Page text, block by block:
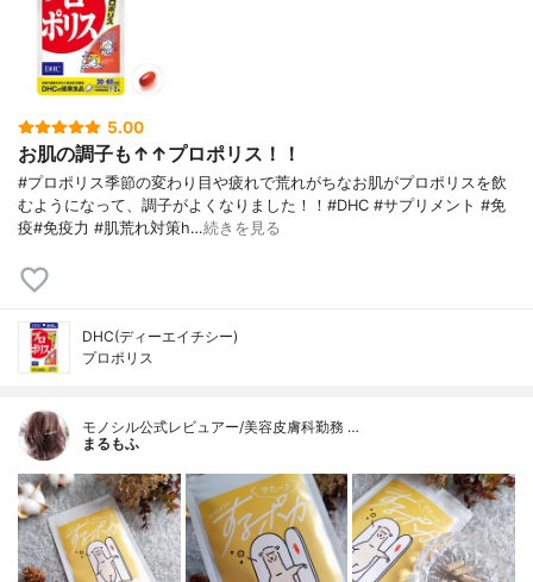
5.00
お肌の調子も↑↑プロポリス！！
#プロポリス季節の変わり目や疲れで荒れがちなお肌がプロポリスを飲
むようになって、調子がよくなりました！！#DHC #サプリメント #免
疫#免疫力 #肌荒れ対策h…続きを見る
DHC(ディーエイチシー)
プロポリス
モノシル公式レビュアー/美容皮膚科勤務 …
まるもふ